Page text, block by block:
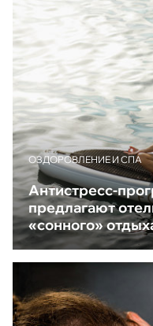
ОЗДОРОВЛЕНИЕ И СПА
Антистресс-
предлагают
«сонного»